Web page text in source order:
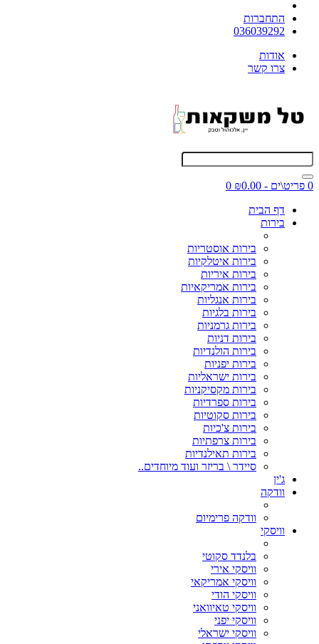
התחברות
036039292
אודות
צרו קשר
0 פריט\ים - ₪0.00
0
דף הבית
בירות
בירות אוסטריות
בירות איטלקיות
בירות איריות
בירות אמריקאיות
בירות אנגליות
בירות בלגיות
בירות גרמניות
בירות דניות
בירות הולנדיות
בירות יפניות
בירות ישראליות
בירות מקסיקניות
בירות ספרדיות
בירות סקוטיות
בירות צ'כיות
בירות צרפתיות
בירות תאילנדיות
סיידר \ בריזר ועוד מיוחדים..
ג'ין
וודקה
וודקה פרימיום
וויסקי
בלנדד סקוטי
וויסקי אירי
וויסקי אמריקאי
וויסקי הודי
וויסקי טאיוואני
וויסקי יפני
וויסקי ישראלי